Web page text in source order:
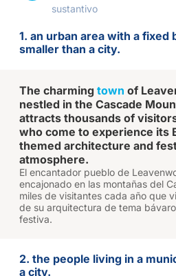
sustantivo
1. an urban area with a fixed
smaller than a city.
The charming town of
nestled in the Cascade
attracts thousands of
who come to experience its
themed architecture and
atmosphere.
El encantador pueblo de
encajonado en las montañas del
miles de visitantes cada año que
de su arquitectura de tema
festiva.
2. the people living in a
a city.